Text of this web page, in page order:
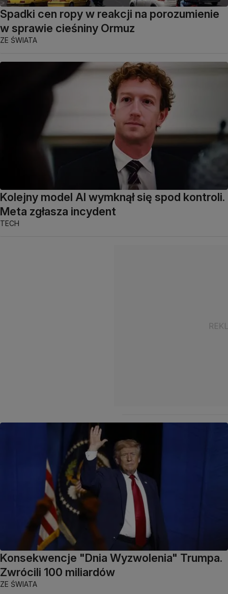
Spadki cen ropy w reakcji na porozumienie
w sprawie cieśniny Ormuz
ZE ŚWIATA
Kolejny model AI wymknął się spod kontroli.
Meta zgłasza incydent
TECH
Konsekwencje "Dnia Wyzwolenia" Trumpa.
Zwrócili 100 miliardów
ZE ŚWIATA